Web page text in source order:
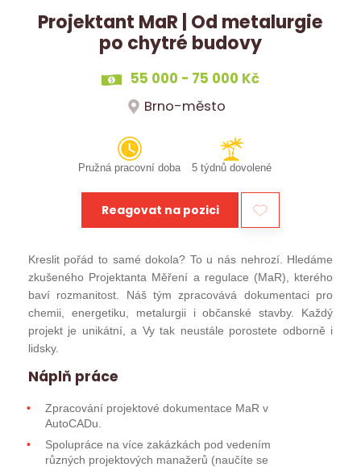
Projektant MaR | Od metalurgie
po chytré budovy
55 000 - 75 000 Kč
Brno-město
Pružná pracovní doba 5 týdnů dovolené
Reagovat na pozici
Kreslit pořád to samé dokola? To u nás nehrozí. Hledáme
zkušeného Projektanta Měření a regulace (MaR), kterého
baví rozmanitost. Náš tým zpracovává dokumentaci pro
chemii, energetiku, metalurgii i občanské stavby. Každý
projekt je unikátní, a Vy tak neustále porostete odborně i
lidsky.
Náplň práce
Zpracování projektové dokumentace MaR v
AutoCADu.
Spolupráce na více zakázkách pod vedením
různých projektových manažerů (naučíte se